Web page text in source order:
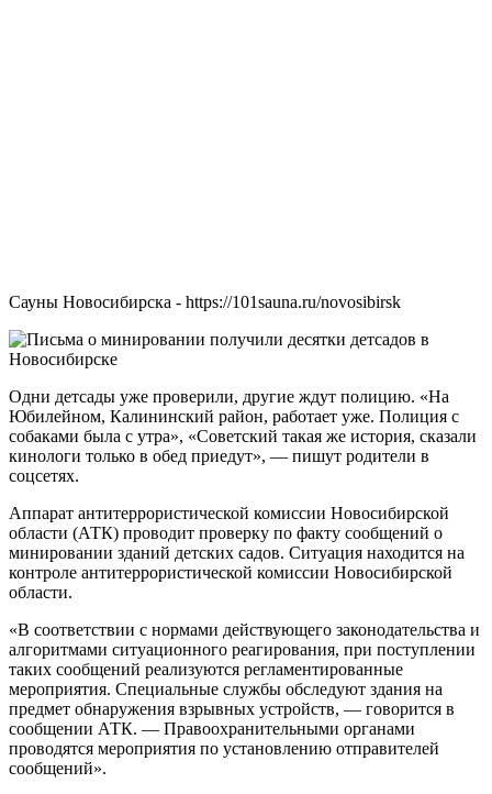
Сауны Новосибирска - https://101sauna.ru/novosibirsk
Одни детсады уже проверили, другие ждут полицию. «На
Юбилейном, Калининский район, работает уже. Полиция с
собаками была с утра», «Советский такая же история, сказали
кинологи только в обед приедут», — пишут родители в
соцсетях.
Аппарат антитеррористической комиссии Новосибирской
области (АТК) проводит проверку по факту сообщений о
минировании зданий детских садов. Ситуация находится на
контроле антитеррористической комиссии Новосибирской
области.
«В соответствии с нормами действующего законодательства и
алгоритмами ситуационного реагирования, при поступлении
таких сообщений реализуются регламентированные
мероприятия. Специальные службы обследуют здания на
предмет обнаружения взрывных устройств, — говорится в
сообщении АТК. — Правоохранительными органами
проводятся мероприятия по установлению отправителей
сообщений».